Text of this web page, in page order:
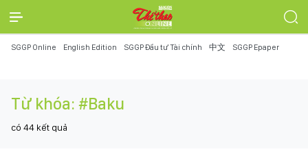
SGGP Online English Edition SGGP Đầu tư Tài chính 中文 SGGP Epaper
Từ khóa: #Baku
có 44 kết quả